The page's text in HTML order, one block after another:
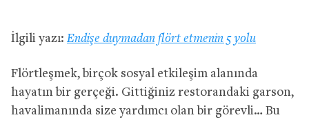
İlgili yazı: Endişe duymadan flört etmenin 5 yolu
Flörtleşmek, birçok sosyal etkileşim alanında
hayatın bir gerçeği. Gittiğiniz restorandaki garson,
havalimanında size yardımcı olan bir görevli… Bu